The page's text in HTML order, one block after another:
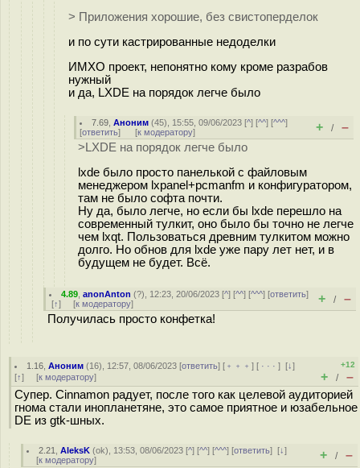
> Приложения хорошие, без свистоперделок
и по сути кастрированные недоделки
ИМХО проект, непонятно кому кроме разрабов
нужный
и да, LXDE на порядок легче было
7.69 ,Аноним (45), 15:55, 09/06/2023 [^] [^^] [^^^]
[ответить] [к модератору] + / –
>LXDE на порядок легче было
lxde было просто панелькой с файловым
менеджером lxpanel+pcmanfm и конфигуратором,
там не было софта почти.
Ну да, было легче, но если бы lxde перешло на
современный тулкит, оно было бы точно не легче
чем lxqt. Пользоваться древним тулкитом можно
долго. Но обнов для lxde уже пару лет нет, и в
будущем не будет. Всё.
4.89 ,anonAnton (?), 12:23, 20/06/2023 [^] [^^] [^^^] [ответить]
[↑] [к модератору] + / –
Получилась просто конфетка!
1.16 ,Аноним (16), 12:57, 08/06/2023 [ответить] [ ﹢﹢﹢] [ · · ·][↓]
[↑] [к модератору]
+12
+ / –
Cупер. Cinnamon радует, после того как целевой аудиторией
гнома стали инопланетяне, это самое приятное и юзабельное
DE из gtk-шных.
2.21 ,AleksK (ok), 13:53, 08/06/2023 [^] [^^] [^^^] [ответить][↓]
[к модератору] + / –